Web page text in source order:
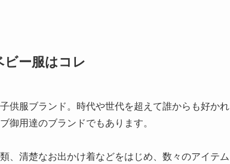
ビー服はコレ
供服ブランド。時代や世代を超えて誰からも好かれ
御用達のブランドでもあります。
、清楚なお出かけ着などをはじめ、数々のアイテム